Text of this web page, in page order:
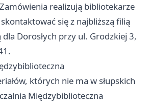
realizują bibliotekarze
się z najbliższą filią
Dorosłych przy ul. Grodzkiej 3,
których nie ma w słupskich
Międzybiblioteczna